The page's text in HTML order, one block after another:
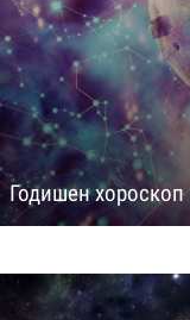
Годишен хороскоп